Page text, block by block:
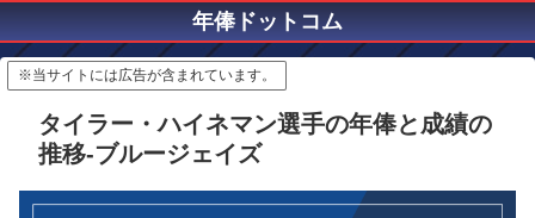
年俸ドットコム
※当サイトには広告が含まれています。
タイラー・ハイネマン選手の年俸と成績の
推移-ブルージェイズ